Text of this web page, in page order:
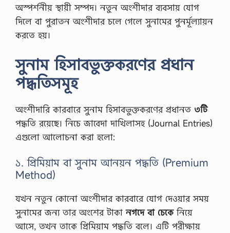
অস্পর্শনীয় স্থায়ী সম্পদ। নতুন অংশীদার ব্যবসায় যোগ
দিলে বা পুরাতন অংশীদার চলে গেলে সুনামের পুনর্মূল্যায়ন
করতে হয়।
সুনাম হিসাবভুক্তকরণের প্রধান
পদ্ধতিসমূহ
অংশীদারি কারবারে সুনাম হিসাবভুক্তকরণের প্রধানত ৩টি
পদ্ধতি রয়েছে। নিচে জাবেদা দাখিলাসহ (Journal Entries)
এগুলো আলোচনা করা হলো:
১. প্রিমিয়াম বা সুনাম আনয়ন পদ্ধতি (Premium
Method)
যখন নতুন কোনো অংশীদার কারবারে যোগ দেওয়ার সময়
সুনামের জন্য তার অংশের টাকানগদে বা চেকেনিয়ে
আসে, তখন তাকে প্রিমিয়াম পদ্ধতি বলে। এটি পরীক্ষায়